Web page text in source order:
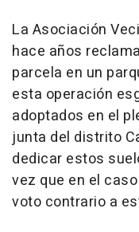
La Asociación
hace años
parcela en un
esta operación
adoptados en el
junta del distrito
dedicar estos
vez que en el
voto contrario a